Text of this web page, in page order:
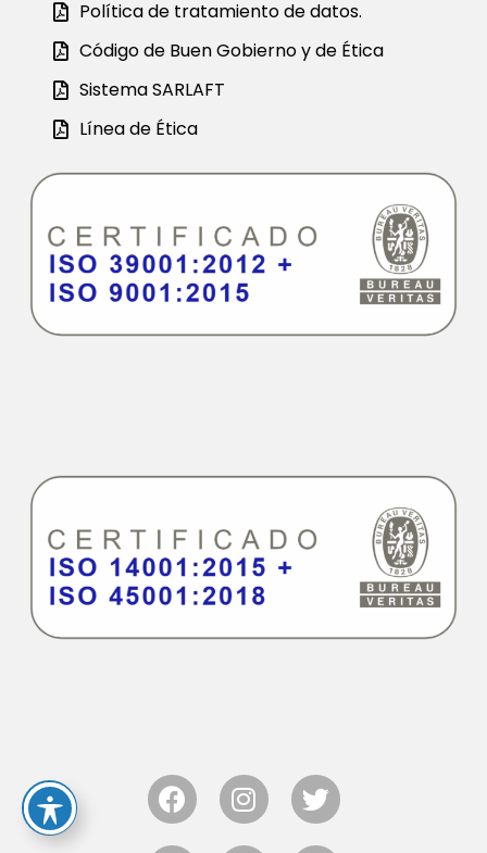
Política de tratamiento de datos.
Código de Buen Gobierno y de Ética
Sistema SARLAFT
Línea de Ética